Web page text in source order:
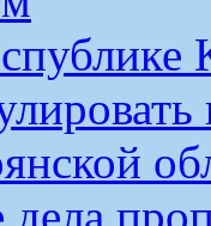
дела